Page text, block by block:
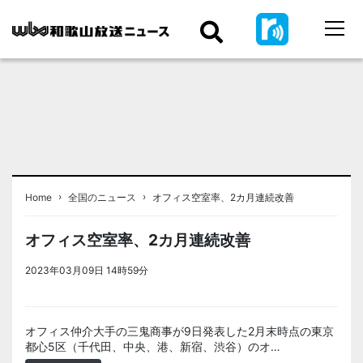
Home › 全国のニュース › オフィス空室率、2カ月連続改善
オフィス空室率、2カ月連続改善
2023年03月09日 14時59分
オフィス仲介大手の三鬼商事が9日発表した2月末時点の東京
都心5区（千代田、中央、港、新宿、渋谷）のオ…